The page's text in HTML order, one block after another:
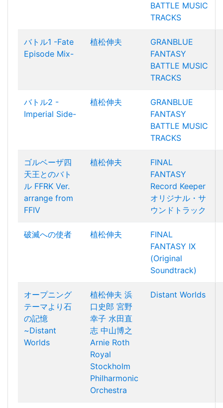
BATTLE MUSIC
TRACKS
バトル1 -Fate
Episode Mix-
植松伸夫
GRANBLUE
FANTASY
BATTLE MUSIC
TRACKS
バトル2 -
Imperial Side-
植松伸夫
GRANBLUE
FANTASY
BATTLE MUSIC
TRACKS
ゴルベーザ四
天王とのバト
ル FFRK Ver.
arrange from
FFIV
植松伸夫
FINAL
FANTASY
Record Keeper
オリジナル・サ
ウンドトラック
破滅への使者 植松伸夫
FINAL
FANTASY IX
(Original
Soundtrack)
オープニング
テーマより石
の記憶
~Distant
Worlds
植松伸夫 浜
口史郎 宮野
幸子 水田直
志 中山博之
Arnie Roth
Royal
Stockholm
Philharmonic
Orchestra
Distant Worlds